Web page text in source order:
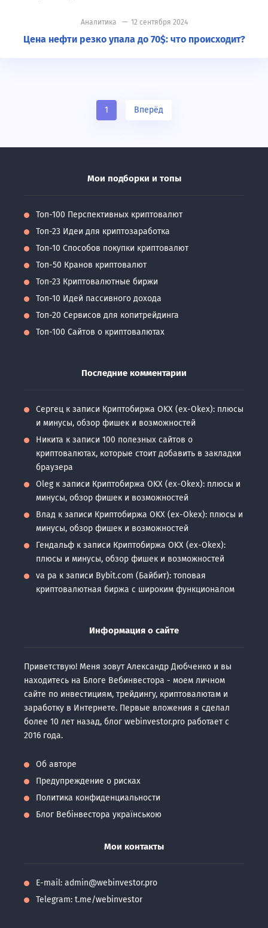
Аналитика — 12 сентября 2024
Цена нефти резко упала до 70$: что происходит?
1 Вперёд
Мои подборки и топы
Топ-100 Перспективных криптовалют
Топ-23 Идеи для криптозаработка
Топ-10 Способов покупки криптовалют
Топ-50 Кранов криптовалют
Топ-23 Криптовалютные биржи
Топ-10 Идей пассивного дохода
Топ-20 Сервисов для копитрейдинга
Топ-100 Сайтов о криптовалютах
Последние комментарии
Сергец к записи Криптобиржа OKX (ex-Okex): плюсы
и минусы, обзор фишек и возможностей
Никита к записи 100 полезных сайтов о
криптовалютах, которые стоит добавить в закладки
браузера
Olegк записи Криптобиржа OKX (ex-Okex): плюсы и
минусы, обзор фишек и возможностей
Влад к записи Криптобиржа OKX (ex-Okex): плюсы и
минусы, обзор фишек и возможностей
Гендальф к записи Криптобиржа OKX (ex-Okex):
плюсы и минусы, обзор фишек и возможностей
va pa к записи Bybit.com (Байбит): топовая
криптовалютная биржа с широким функционалом
Информация о сайте
Приветствую! Меня зовут Александр Дюбченко и вы
находитесь на Блоге Вебинвестора - моем личном
сайте по инвестициям, трейдингу, криптовалютам и
заработку в Интернете. Первые вложения я сделал
более 10 лет назад, блог webinvestor.pro работает с
2016 года.
Об авторе
Предупреждение о рисках
Политика конфиденциальности
Блог Вебінвестора українською
Мои контакты
E-mail: admin@webinvestor.pro
Telegram: t.me/webinvestor